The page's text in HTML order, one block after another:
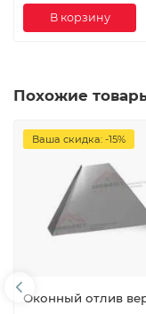
В корзину
Похожие
Ваша скидка: -15%
Оконный отлив